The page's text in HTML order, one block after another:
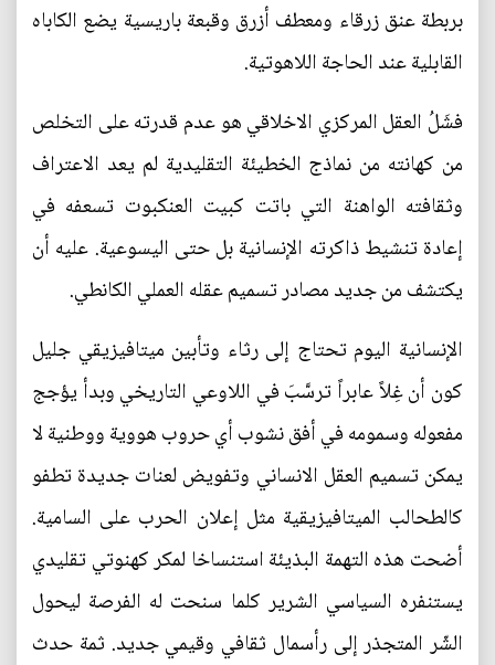
بربطة عنق زرقاء ومعطف أزرق وقبعة باريسية يضع الكاباه
القابلية عند الحاجة اللاهوتية.
فشَلُ العقل المركزي الاخلاقي هو عدم قدرته على التخلص
من كهانته من نماذج الخطيئة التقليدية لم يعد الاعتراف
وثقافته الواهنة التي باتت كبيت العنكبوت تسعفه في
إعادة تنشيط ذاكرته الإنسانية بل حتى اليسوعية. عليه أن
يكتشف من جديد مصادر تسميم عقله العملي الكانطي.
الإنسانية اليوم تحتاج إلى رثاء وتأبين ميتافيزيقي جليل
كون أن غِلاً عابراً ترسَّبَ في اللاوعي التاريخي وبدأ يؤجج
مفعوله وسمومه في أفق نشوب أي حروب هووية ووطنية لا
يمكن تسميم العقل الانساني وتفويض لعنات جديدة تطفو
كالطحالب الميتافيزيقية مثل إعلان الحرب على السامية.
أضحت هذه التهمة البذيئة استنساخا لمكر كهنوتي تقليدي
يستنفره السياسي الشرير كلما سنحت له الفرصة ليحول
الشّر المتجذر إلى رأسمال ثقافي وقيمي جديد. ثمة حدث